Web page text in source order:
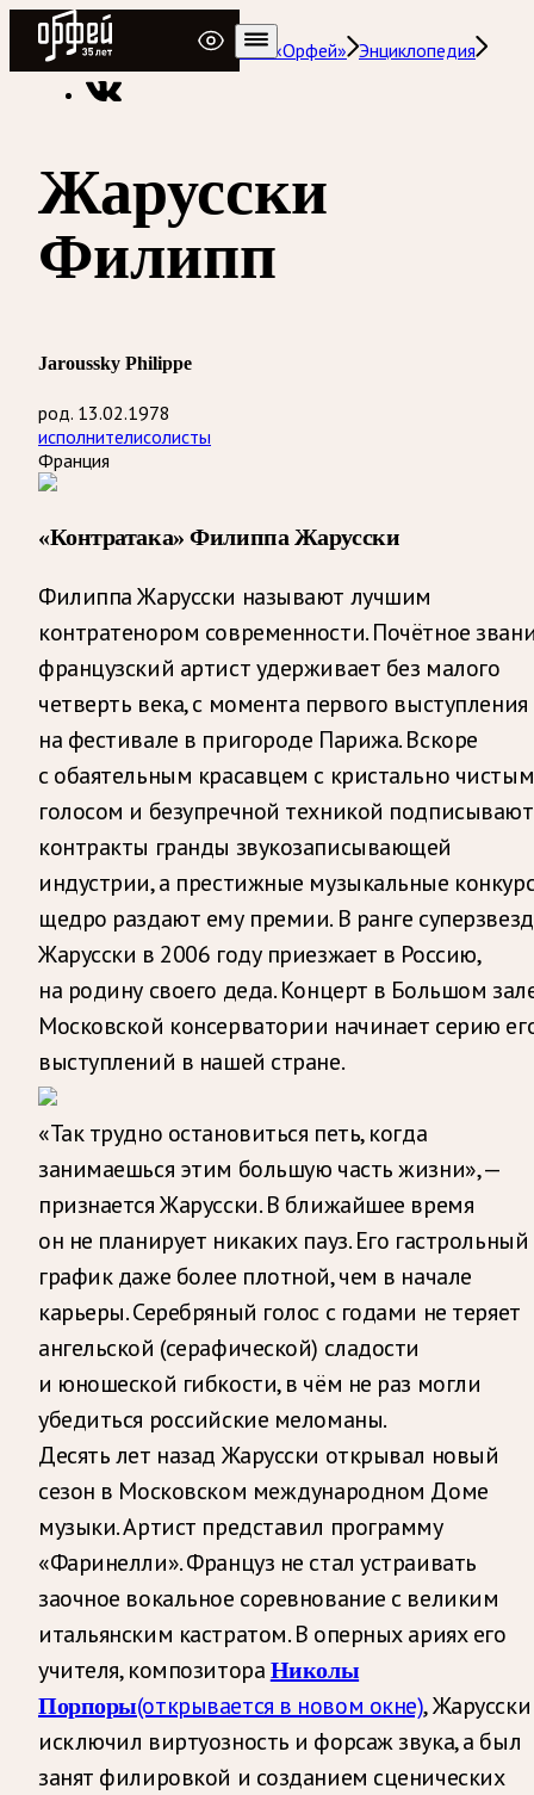
Радио Орфей
Радио классической музыки «Орфей» Энциклопедия
Жарусски
Филипп
Jaroussky Philippe
род. 13.02.1978
исполнителисолисты
Франция
«Контратака» Филиппа Жарусски
Филиппа Жарусски называют лучшим
контратенором современности. Почётное
французский артист удерживает без малого
четверть века, с момента первого выступления
на фестивале в пригороде Парижа. Вскоре
с обаятельным красавцем с кристально чистым
голосом и безупречной техникой подписывают
контракты гранды звукозаписывающей
индустрии, а престижные музыкальные
щедро раздают ему премии. В ранге
Жарусски в 2006 году приезжает в Россию,
на родину своего деда. Концерт в Большом
Московской консерватории начинает серию
выступлений в нашей стране.
«Так трудно остановиться петь, когда
занимаешься этим большую часть жизни», —
признается Жарусски. В ближайшее время
он не планирует никаких пауз. Его гастрольный
график даже более плотной, чем в начале
карьеры. Серебряный голос с годами не теряет
ангельской (серафической) сладости
и юношеской гибкости, в чём не раз могли
убедиться российские меломаны.
Десять лет назад Жарусски открывал новый
сезон в Московском международном Доме
музыки. Артист представил программу
«Фаринелли». Француз не стал устраивать
заочное вокальное соревнование с великим
итальянским кастратом. В оперных ариях его
учителя, композитора Николы
Порпоры(открывается в новом окне), Жарусски
исключил виртуозность и форсаж звука, а был
занят филировкой и созданием сценических